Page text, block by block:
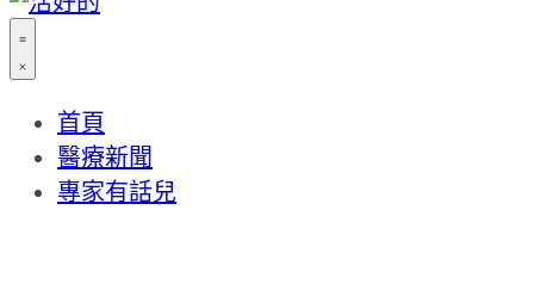
首頁
醫療新聞
專家有話兒